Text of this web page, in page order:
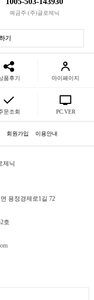
예금주:(주)글로제닉
기
품후기 마이페이지
문조회 PC.VER
회원가입 이용안내
제닉
용정경제로1길 72
호